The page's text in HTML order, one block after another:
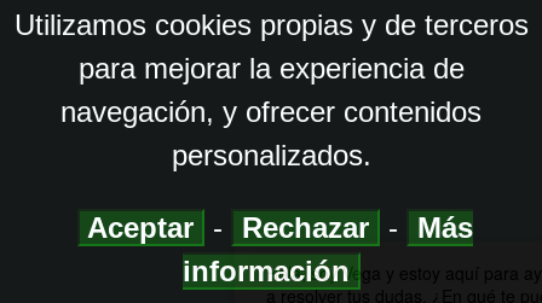
Utilizamos cookies propias y de terceros
para mejorar la experiencia de
navegación, y ofrecer contenidos
personalizados.
Aceptar - Rechazar -
Más
información